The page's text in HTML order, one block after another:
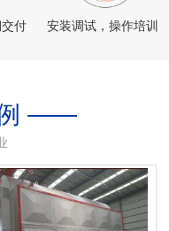
安装调试，操作培训
付
——